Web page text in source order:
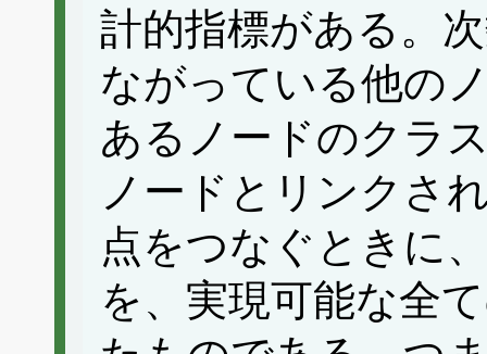
計的指標がある。
ながっている他の
あるノードのクラ
ノードとリンクさ
点をつなぐときに
を、実現可能な全